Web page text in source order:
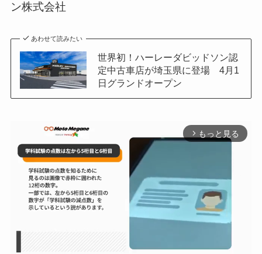
ン株式会社
あわせて読みたい
世界初！ハーレーダビッドソン認
定中古車店が埼玉県に登場 4月1
日グランドオープン
arrow_forward_ios もっと見る